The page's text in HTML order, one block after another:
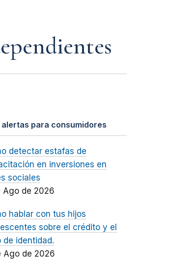
alertas para consumidores
detectar estafas de
en inversiones en
sociales
Ago de 2026
hablar con tus hijos
sobre el crédito y el
de identidad.
Ago de 2026